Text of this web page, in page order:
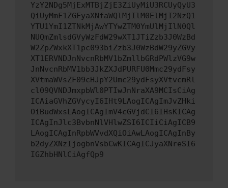
YzY2NDg5MjExMTBjZjE3ZiUyMiU3RCUyQyU3
QiUyMmF1ZGFyaXNfaWQlMjIlM0ElMjI2NzQ1
YTU1YmI1ZTNkMjAwYTYwZTM0YmUlMjIlN0Ql
NUQmZmlsdGVyWzFdW29wXT1JTiZzb3J0WzBd
W2ZpZWxkXT1pc093biZzb3J0WzBdW29yZGVy
XT1ERVNDJnNvcnRbMV1bZmllbGRdPWlzVG9w
JnNvcnRbMV1bb3JkZXJdPURFU0Mmc29ydFsy
XVtmaWVsZF09cHJpY2Umc29ydFsyXVtvcmRl
cl09QVNDJmxpbWl0PTIwJnNraXA9MCIsCiAg
ICAiaGVhZGVycyI6IHt9LAogICAgImJvZHki
OiBudWxsLAogICAgImV4cGVjdCI6IHsKICAg
ICAgInJlc3BvbnNlVHlwZSI6ICIiCiAgICB9
LAogICAgInRpbWVvdXQiOiAwLAogICAgInBy
b2dyZXNzIjogbnVsbCwKICAgICJyaXNreSI6
IGZhbHNlCiAgfQp9